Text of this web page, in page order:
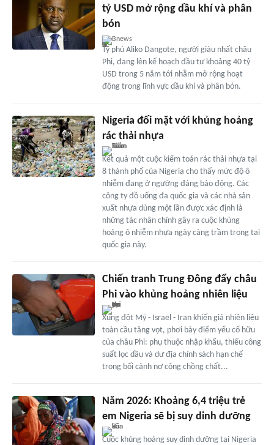
tỷ USD mở rộng dầu khí và phân
bón
Bnews
Tỷ phú Aliko Dangote, người giàu nhất châu
Phi, đang lên kế hoạch đầu tư khoảng 40 tỷ
USD trong 5 năm tới nhằm mở rộng hoạt
động trong lĩnh vực dầu khí và phân bón.
Nigeria đối mặt với khủng hoảng
rác thải nhựa
Kết quả một cuộc kiểm toán rác thải nhựa tại
8 thành phố của Nigeria cho thấy mức độ ô
nhiễm đang ở ngưỡng đáng báo động. Các
công ty đồ uống đa quốc gia và các nhà sản
xuất nhựa dùng một lần được xác định là
những tác nhân chính gây ra cuộc khủng
hoảng ô nhiễm nhựa ngày càng trầm trọng tại
quốc gia này.
Chiến tranh Trung Đông đẩy châu
Phi vào khủng hoảng nhiên liệu
Xung đột Mỹ - Israel - Iran khiến giá nhiên liệu
toàn cầu tăng vọt, phơi bày điểm yếu cố hữu
của châu Phi: phụ thuộc nhập khẩu, thiếu công
suất lọc dầu và dư địa chính sách hạn chế
trong bối cảnh nợ công chồng chất...
Năm 2026: Khoảng 6,4 triệu trẻ
em Nigeria sẽ bị suy dinh dưỡng
Cuộc khủng hoảng suy dinh dưỡng tại Nigeria